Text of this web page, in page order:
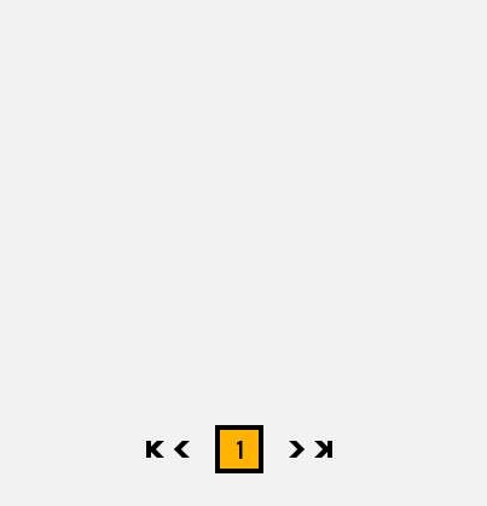
先頭 1 最後